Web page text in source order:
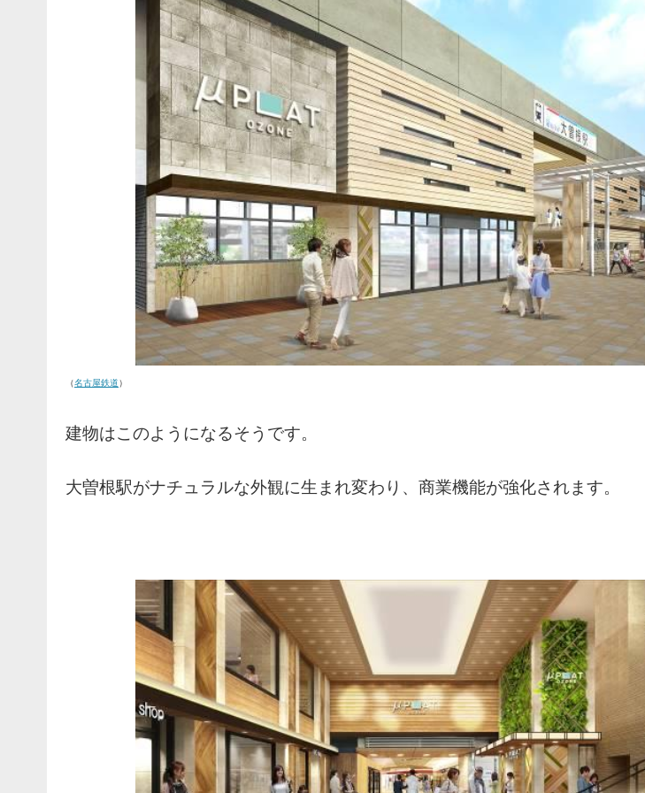
（名古屋鉄道）
建物はこのようになるそうです。
大曽根駅がナチュラルな外観に生まれ変わり、商業機能が強化されます。